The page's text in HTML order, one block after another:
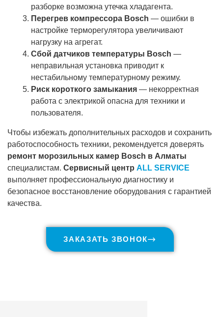
разборке возможна утечка хладагента.
Перегрев компрессора Bosch — ошибки в
настройке терморегулятора увеличивают
нагрузку на агрегат.
Сбой датчиков температуры Bosch —
неправильная установка приводит к
нестабильному температурному режиму.
Риск короткого замыкания — некорректная
работа с электрикой опасна для техники и
пользователя.
Чтобы избежать дополнительных расходов и сохранить
работоспособность техники, рекомендуется доверять
ремонт морозильных камер Bosch в Алматы
специалистам. Сервисный центр ALL SERVICE
выполняет профессиональную диагностику и
безопасное восстановление оборудования с гарантией
качества.
ЗАКАЗАТЬ ЗВОНОК